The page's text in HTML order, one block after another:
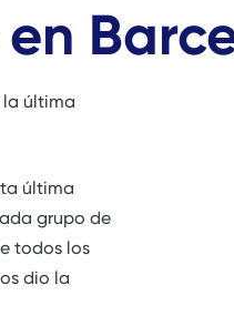
la última
última
grupo de
todos los
dio la